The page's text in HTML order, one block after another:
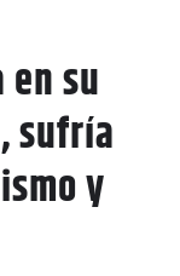
su
sufría
y